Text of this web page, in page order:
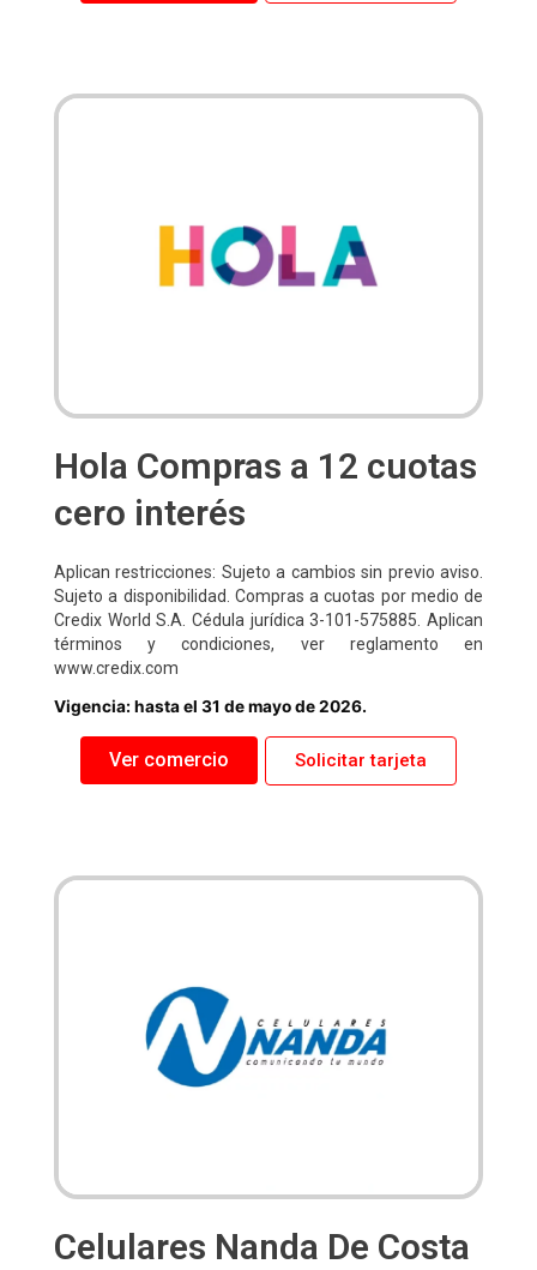
Hola Compras a 12 cuotas
cero interés
Aplican restricciones: Sujeto a cambios sin previo aviso.
Sujeto a disponibilidad. Compras a cuotas por medio de
Credix World S.A. Cédula jurídica 3-101-575885. Aplican
términos y condiciones, ver reglamento en
www.credix.com
Vigencia: hasta el 31 de mayo de 2026.
Ver comercio Solicitar tarjeta
Celulares Nanda De Costa